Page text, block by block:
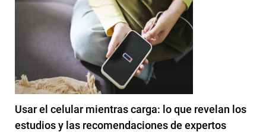
Usar el celular mientras carga: lo que revelan los
estudios y las recomendaciones de expertos